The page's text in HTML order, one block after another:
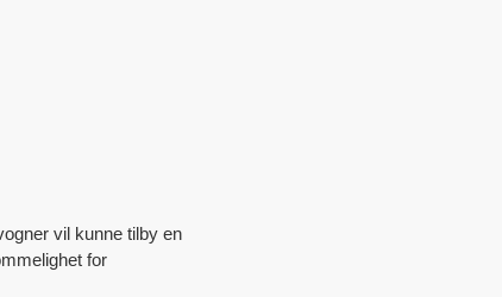
vil kunne tilby en
for